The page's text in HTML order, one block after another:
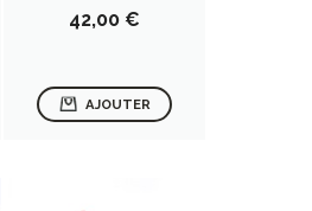
Prix
42,00 €
AJOUTER